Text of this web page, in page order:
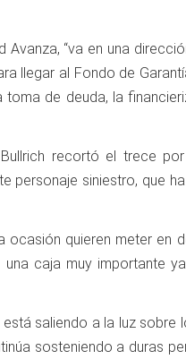
“va en una
llegar al Fondo de
de deuda, la
recortó el trece
personaje siniestro, que
quieren meter en
caja muy importante
saliendo a la luz sobre
sosteniendo a duras